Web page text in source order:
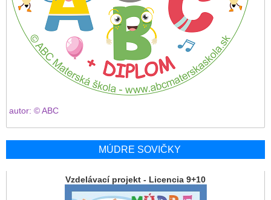
autor: © ABC
MÚDRE SOVIČKY
Vzdelávací projekt - Licencia 9+10